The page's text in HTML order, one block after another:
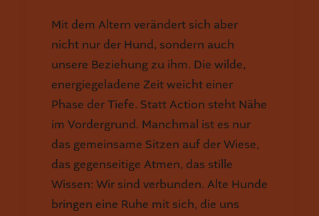
Mit dem Altern verändert sich aber
nicht nur der Hund, sondern auch
unsere Beziehung zu ihm. Die wilde,
energiegeladene Zeit weicht einer
Phase der Tiefe. Statt Action steht Nähe
im Vordergrund. Manchmal ist es nur
das gemeinsame Sitzen auf der Wiese,
das gegenseitige Atmen, das stille
Wissen: Wir sind verbunden. Alte Hunde
bringen eine Ruhe mit sich, die uns